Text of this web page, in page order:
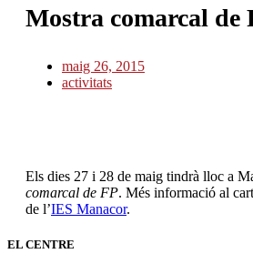
Mostra comarcal de
maig 26, 2015
activitats
Els dies 27 i 28 de maig tindrà lloc a
comarcal de FP. Més informació al
de l’IES Manacor.
EL CENTRE